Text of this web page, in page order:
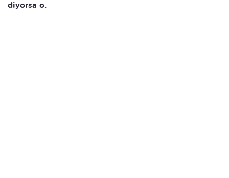
diyorsa o.